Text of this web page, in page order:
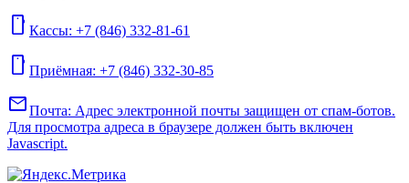
mobile Кассы: +7 (846) 332-81-61
mobile Приёмная: +7 (846) 332-30-85
mailПочта: Адрес электронной почты защищен от спам-ботов.
Для просмотра адреса в браузере должен быть включен
Javascript.